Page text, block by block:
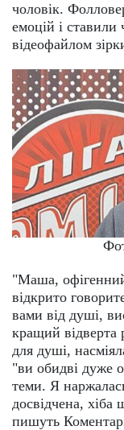
чоловік.
емоцій і ставили
відеофайлом
"Маша,
відкрито
вами від душі,
кращий відверта
для душі,
"ви обидві дуже
теми. Я
досвідчена,
пишуть